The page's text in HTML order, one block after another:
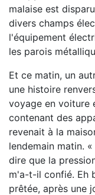
malaise est
divers champs
l'équipement
les parois
Et ce matin, un
une histoire
voyage en voiture
contenant des
revenait à la
lendemain matin.
dire que la
m'a-t-il confié. Eh
prêtée, après une